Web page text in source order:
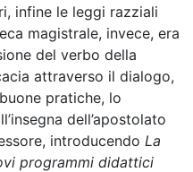
infine le leggi razziali
magistrale, invece, era
del verbo della
attraverso il dialogo,
pratiche, lo
dell’apostolato
introducendo La
programmi didattici